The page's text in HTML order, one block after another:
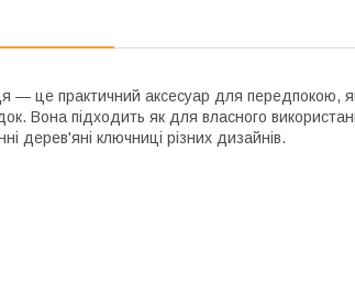
— це практичний аксесуар для передпокою,
Вона підходить як для власного
дерев'яні ключниці різних дизайнів.